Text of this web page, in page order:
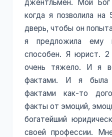
джентльмен. Мой
когда я позволила
дверь, чтобы он
я предложила ему
способен. Я юрист.
очень тяжело. И я
фактами. И я была
фактами как-то
факты от эмоций,
богатейший
своей профессии.